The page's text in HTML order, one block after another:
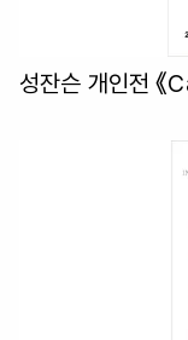
성잔슨 개인전